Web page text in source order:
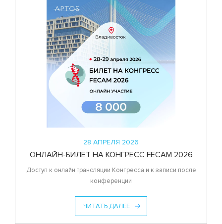
28 АПРЕЛЯ 2026
ОНЛАЙН-БИЛЕТ НА КОНГРЕСС FECAM 2026
Доступ к онлайн трансляции Конгресса и к записи после
конференции
ЧИТАТЬ ДАЛЕЕ